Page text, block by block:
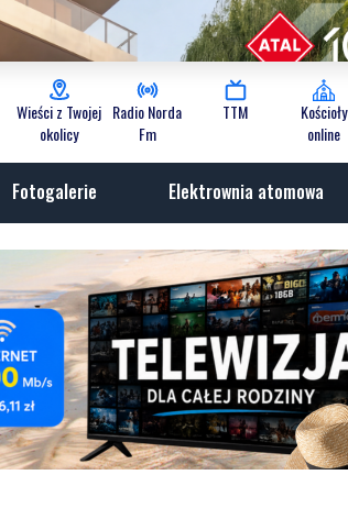
Wieści z Twojej
okolicy
Radio Norda
Fm
TTM
Kościoły
online
Fotogalerie Elektrownia atomowa